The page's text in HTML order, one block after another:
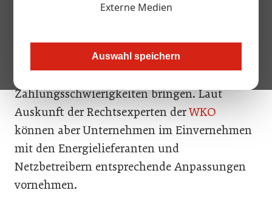
Externe Medien
Auswahl speichern
dass die Umsätze von einem auf den anderen
Tag weggebrochen. Auch Energiekosten
Zahlungsschwierigkeiten bringen. Laut
Auskunft der Rechtsexperten derWKO
können aber Unternehmen im Einvernehmen
mit den Energielieferanten und
Netzbetreibern entsprechende Anpassungen
vornehmen.